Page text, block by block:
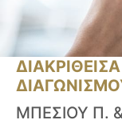
ΔΙΑΓΩΝΙΣΜΟΥ
ΜΠΕΣΙΟΥ Π.